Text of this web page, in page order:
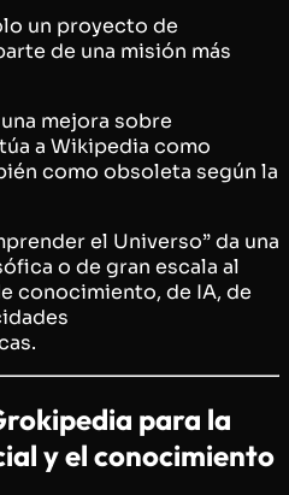
un proyecto de
de una misión más
mejora sobre
a Wikipedia como
como obsoleta según la
el Universo” da una
o de gran escala al
conocimiento, de IA, de
para la
y el conocimiento